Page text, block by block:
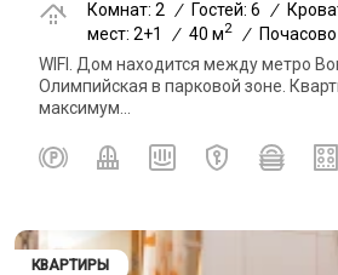
Комнат: 2 / Гостей: 6 /
мест: 2+1
/ 40 м2 /
Почасово
WIFI. Дом находится между метро
Олимпийская в парковой зоне.
максимум...
КВАРТИРЫ